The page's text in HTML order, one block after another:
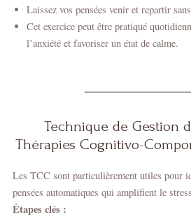
Laissez vos pensées venir et repartir
Cet exercice peut être pratiqué
l’anxiété et favoriser un état de calme.
Technique de Gestion
Thérapies Cognitivo-
Les TCC sont particulièrement utiles pour
pensées automatiques qui amplifient le
Étapes clés :